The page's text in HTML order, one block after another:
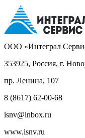
ООО «Интеграл
353925, Россия, г.
пр. Ленина, 107
8 (8617) 62-00-68
isnv@inbox.ru
www.isnv.ru